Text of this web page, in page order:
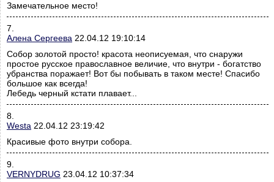
Замечательное место!
7.
Алена Сергеева 22.04.12 19:10:14
Собор золотой просто! красота неописуемая, что снаружи
простое русское православное величие, что внутри - богатство
убранства поражает! Вот бы побывать в таком месте! Спасибо
большое как всегда!
Лебедь черный кстати плавает...
8.
Westa 22.04.12 23:19:42
Красивые фото внутри собора.
9.
VERNYDRUG 23.04.12 10:37:34